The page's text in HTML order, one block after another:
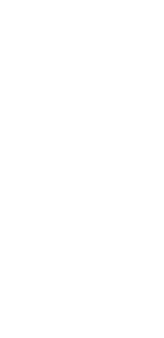
fonctions mal
l’opération
L’enjeu, sous
moins de
sécuriser
cas de cession
II –